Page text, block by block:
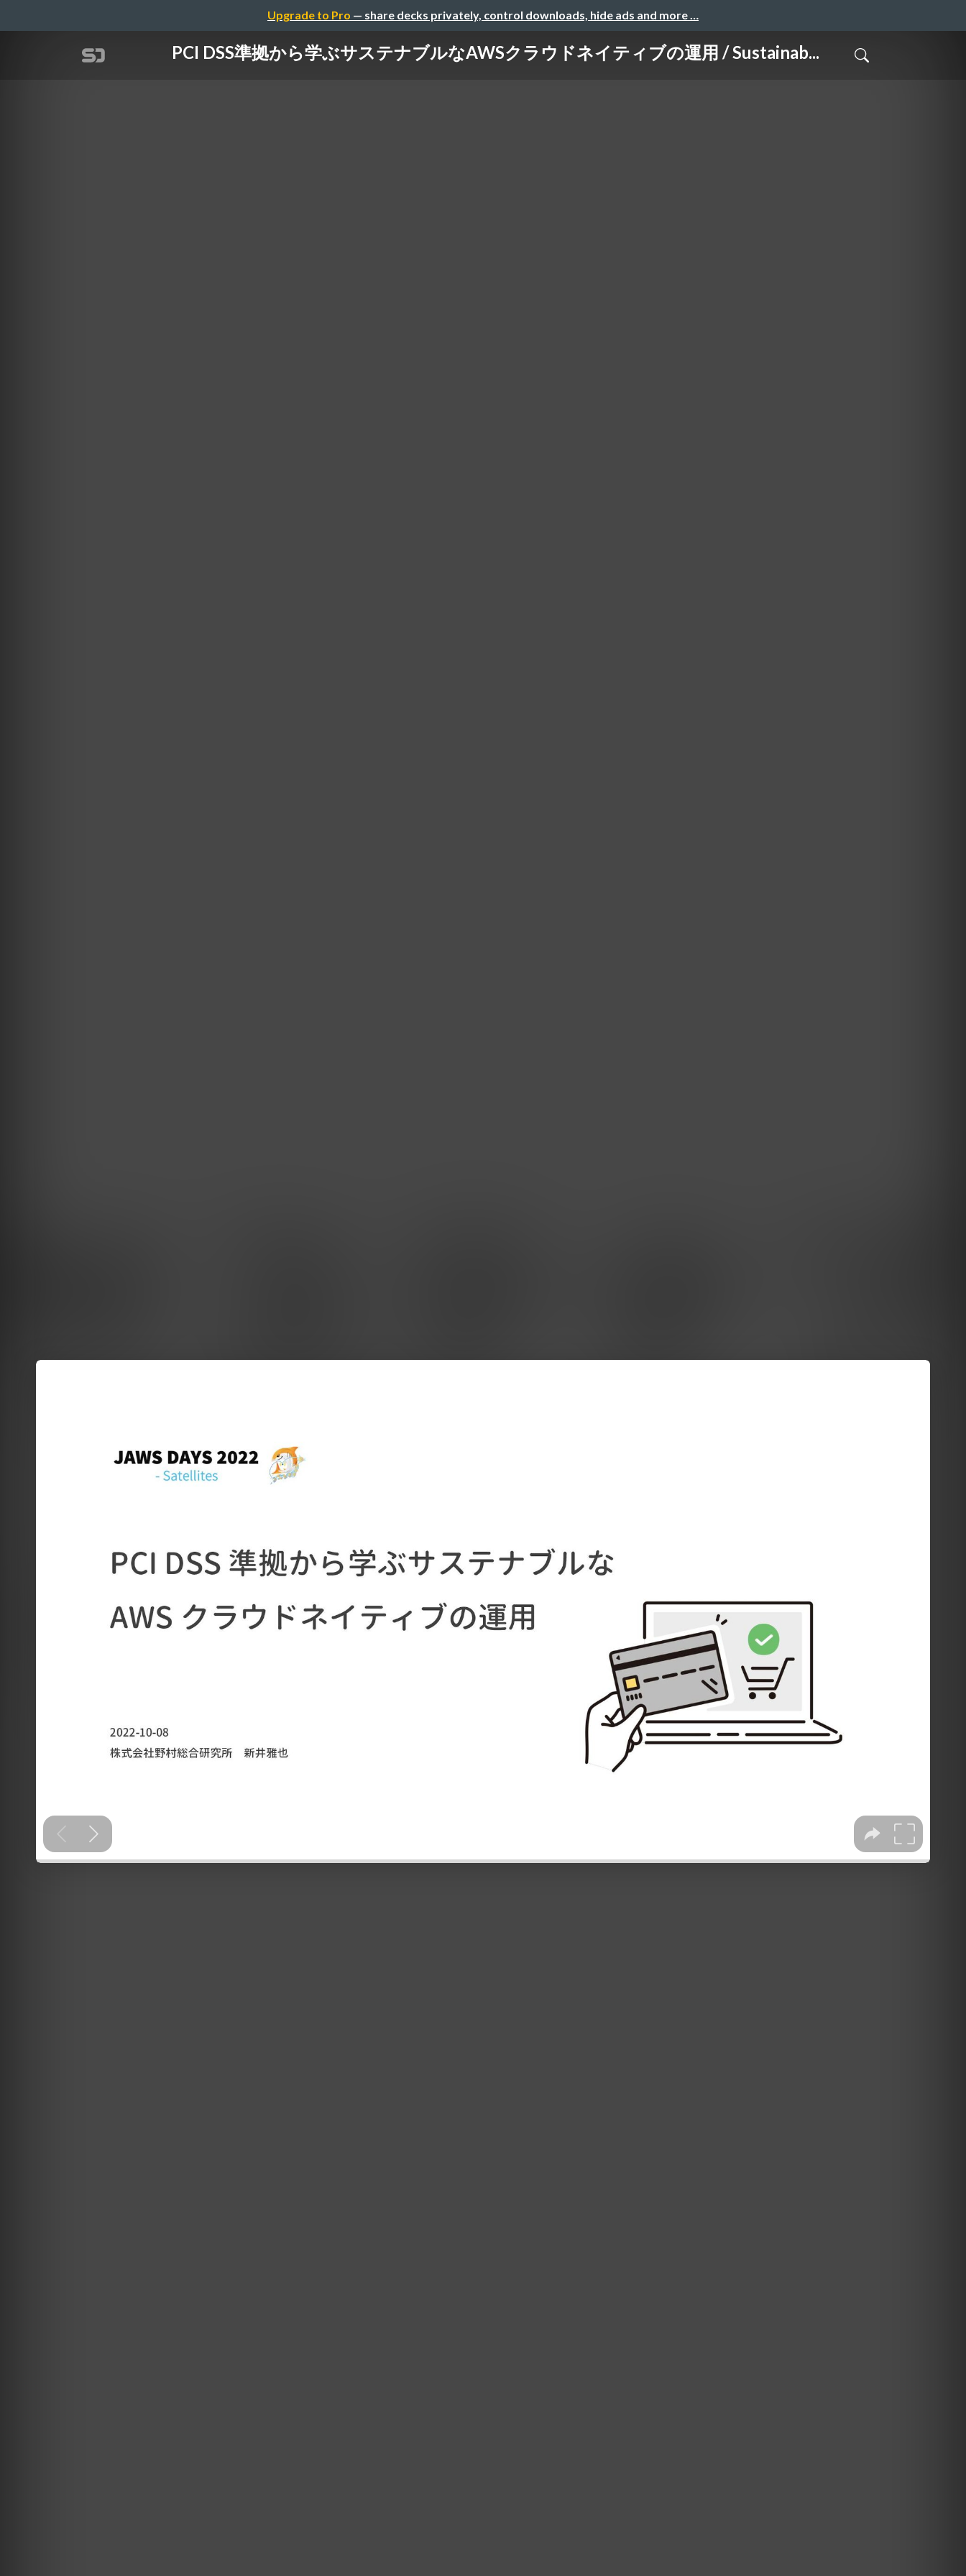
Upgrade to Pro — share decks privately, control downloads, hide ads and more …
PCI DSS準拠から学ぶサステナブルなAWSクラウドネイティブの運用 / Sustainab...